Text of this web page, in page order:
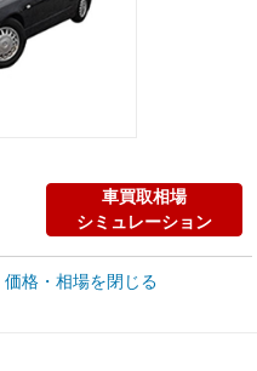
車買取相場
シミュレーション
他車種を
価格・相場を閉じる